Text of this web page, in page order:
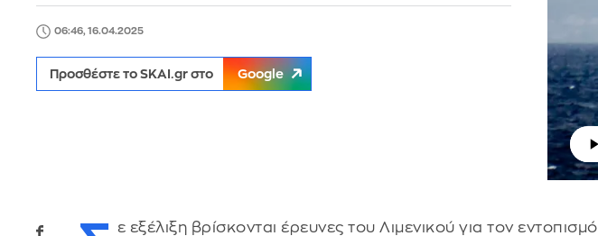
06:46, 16.04.2025
Προσθέστε το SKAI.gr στο Google
ε εξέλιξη βρίσκονται έρευνες του Λιμενικού για τον εντοπισμό